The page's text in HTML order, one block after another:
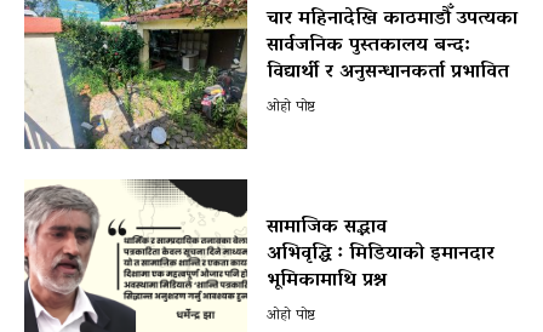
चार महिनादेखि काठमाडौँ उपत्यका
सार्वजनिक पुस्तकालय बन्द:
विद्यार्थी र अनुसन्धानकर्ता प्रभावित
ओहो पोष्ट
सामाजिक सद्भाव
अभिवृद्धि ः मिडियाको इमानदार
भूमिकामाथि प्रश्न
ओहो पोष्ट